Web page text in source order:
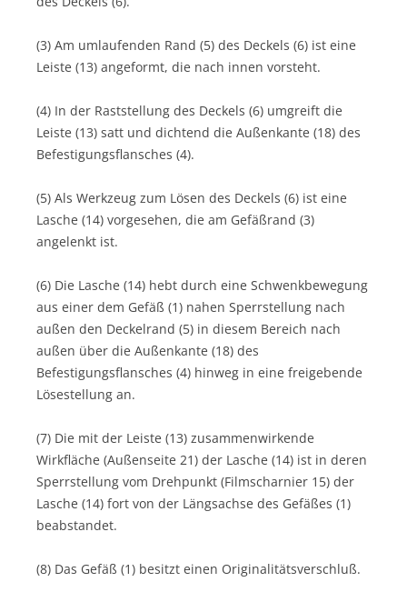
(3) Am umlaufenden Rand (5) des Deckels (6) ist eine
Leiste (13) angeformt, die nach innen vorsteht.
(4) In der Raststellung des Deckels (6) umgreift die
Leiste (13) satt und dichtend die Außenkante (18) des
Befestigungsflansches (4).
(5) Als Werkzeug zum Lösen des Deckels (6) ist eine
Lasche (14) vorgesehen, die am Gefäßrand (3)
angelenkt ist.
(6) Die Lasche (14) hebt durch eine Schwenkbewegung
aus einer dem Gefäß (1) nahen Sperrstellung nach
außen den Deckelrand (5) in diesem Bereich nach
außen über die Außenkante (18) des
Befestigungsflansches (4) hinweg in eine freigebende
Lösestellung an.
(7) Die mit der Leiste (13) zusammenwirkende
Wirkfläche (Außenseite 21) der Lasche (14) ist in deren
Sperrstellung vom Drehpunkt (Filmscharnier 15) der
Lasche (14) fort von der Längsachse des Gefäßes (1)
beabstandet.
(8) Das Gefäß (1) besitzt einen Originalitätsverschluß.